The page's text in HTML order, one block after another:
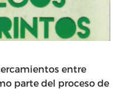
entre
parte del proceso de